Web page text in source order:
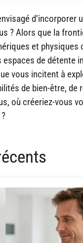
d’incorporer
? Alors que la
et physiques
espaces de détente
vous incitent à
de bien-être, de
où créeriez-vous